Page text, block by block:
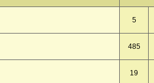
5
485
19